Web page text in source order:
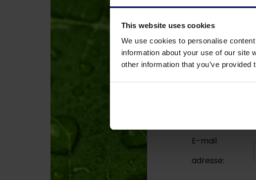
This website uses cookies
We use cookies to personalise
information about your use of our site
other information that you’ve
Kontakt
Name:
Firmenname:
E-mail
adresse: